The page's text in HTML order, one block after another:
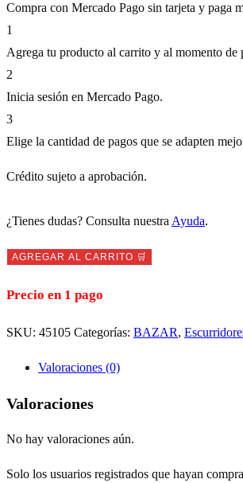
Compra con Mercado Pago sin tarjeta y paga
1
Agrega tu producto al carrito y al momento de
2
Inicia sesión en Mercado Pago.
3
Elige la cantidad de pagos que se adapten
Crédito sujeto a aprobación.
¿Tienes dudas? Consulta nuestra Ayuda.
Escurridor
Platos
cantidad
AGREGAR AL CARRITO 🛒
Precio en 1 pago
SKU: 45105 Categorías: BAZAR,
Valoraciones (0)
Valoraciones
No hay valoraciones aún.
Solo los usuarios registrados que hayan